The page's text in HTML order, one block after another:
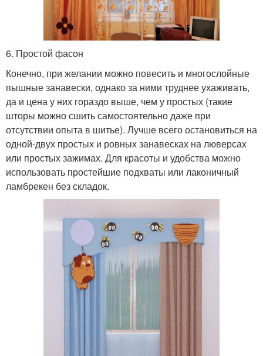
6. Простой фасон
Конечно, при желании можно повесить и многослойные
пышные занавески, однако за ними труднее ухаживать,
да и цена у них гораздо выше, чем у простых (такие
шторы можно сшить самостоятельно даже при
отсутствии опыта в шитье). Лучше всего остановиться на
одной-двух простых и ровных занавесках на люверсах
или простых зажимах. Для красоты и удобства можно
использовать простейшие подхваты или лаконичный
ламбрекен без складок.